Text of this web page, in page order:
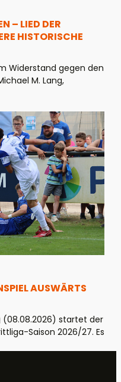
– LIED DER
HISTORISCHE
Widerstand gegen den
M. Lang,
AUSWÄRTS
(08.08.2026) startet der
Saison 2026/27. Es